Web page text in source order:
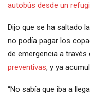
autobús desde un
Dijo que se ha saltado
no podía pagar los
de emergencia a través
preventivas, y ya
“No sabía que iba a